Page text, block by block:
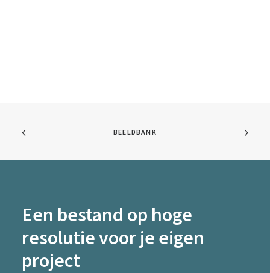
BEELDBANK
Een bestand op hoge
resolutie voor je eigen
project